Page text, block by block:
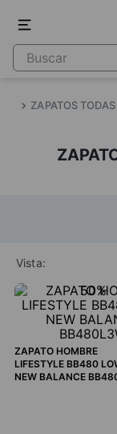
ZAPATOS
Vista:
50%
ZAPATO HOMBRE
LIFESTYLE BB480
NEW BALANCE